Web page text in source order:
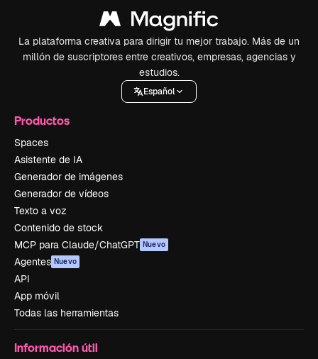
La plataforma creativa para dirigir tu mejor trabajo. Más de un
millón de suscriptores entre creativos, empresas, agencias y
estudios.
Español
Productos
Spaces
Asistente de IA
Generador de imágenes
Generador de vídeos
Texto a voz
Contenido de stock
MCP para Claude/ChatGPT Nuevo
Agentes Nuevo
API
App móvil
Todas las herramientas
Información útil